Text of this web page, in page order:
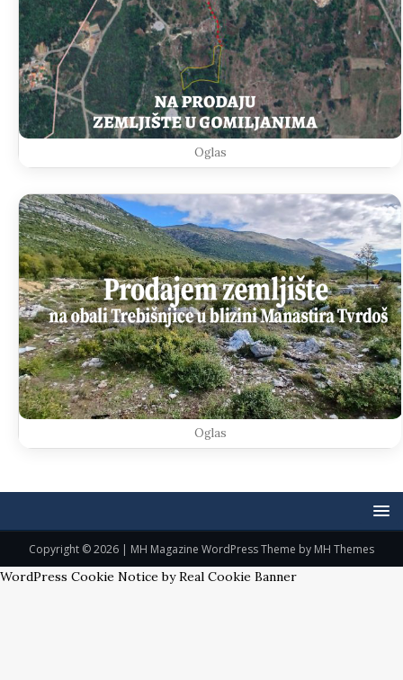
Oglas
Oglas
Copyright © 2026 | MH Magazine WordPress Theme by MH Themes
WordPress Cookie Notice by Real Cookie Banner